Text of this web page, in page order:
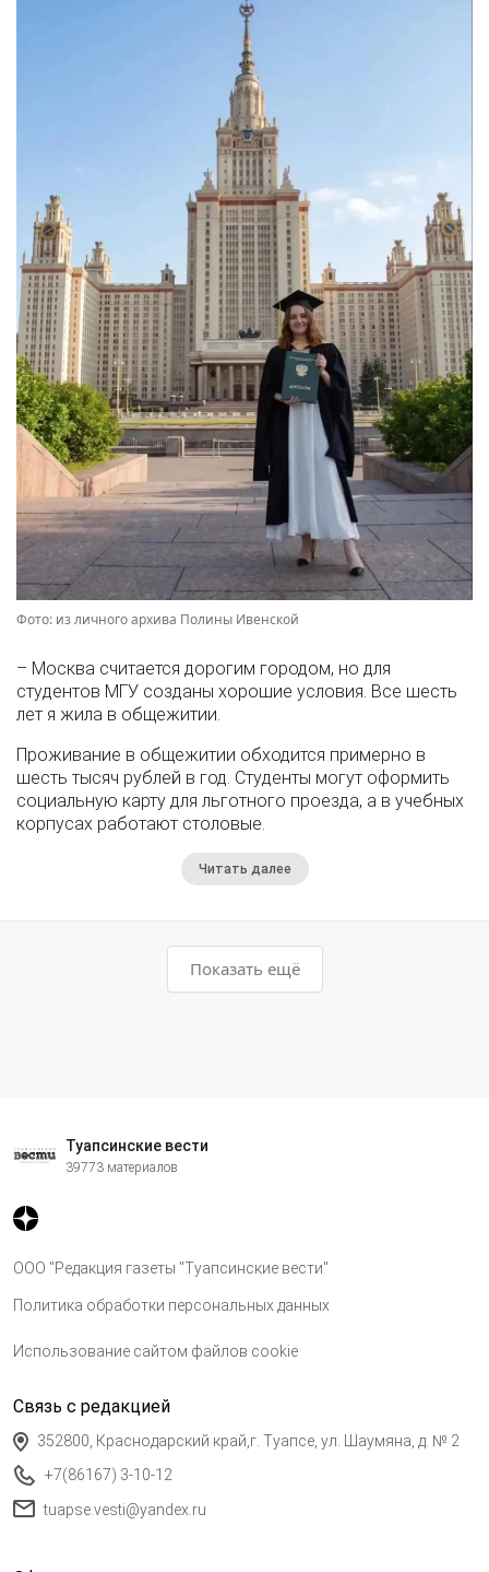
Фото: из личного архива Полины Ивенской
– Москва считается дорогим городом, но для
студентов МГУ созданы хорошие условия. Все шесть
лет я жила в общежитии.
Проживание в общежитии обходится примерно в
шесть тысяч рублей в год. Студенты могут оформить
социальную карту для льготного проезда, а в учебных
корпусах работают столовые.
Читать далее
Показать ещё
Туапсинские вести
39773 материалов
ООО "Редакция газеты "Туапсинские вести"
Политика обработки персональных данных
Использование сайтом файлов cookie
Связь с редакцией
352800, Краснодарский край,г. Туапсе, ул. Шаумяна, д. № 2
+7(86167) 3-10-12
tuapse.vesti@yandex.ru